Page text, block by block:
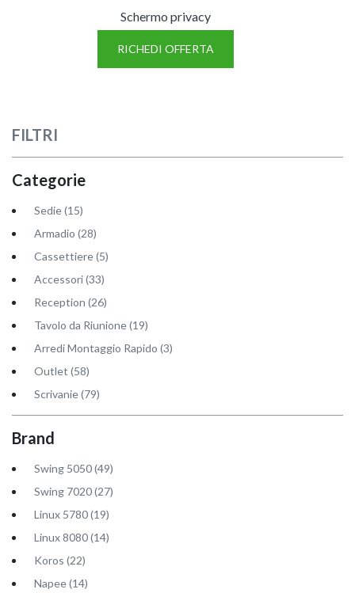
Schermo privacy
RICHEDI OFFERTA
FILTRI
Categorie
Sedie (15)
Armadio (28)
Cassettiere (5)
Accessori (33)
Reception (26)
Tavolo da Riunione (19)
Arredi Montaggio Rapido (3)
Outlet (58)
Scrivanie (79)
Brand
Swing 5050 (49)
Swing 7020 (27)
Linux 5780 (19)
Linux 8080 (14)
Koros (22)
Napee (14)